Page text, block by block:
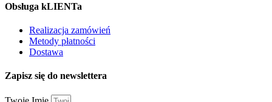
Obsługa kLIENTa
Realizacja zamówień
Metody płatności
Dostawa
Zapisz się do newslettera